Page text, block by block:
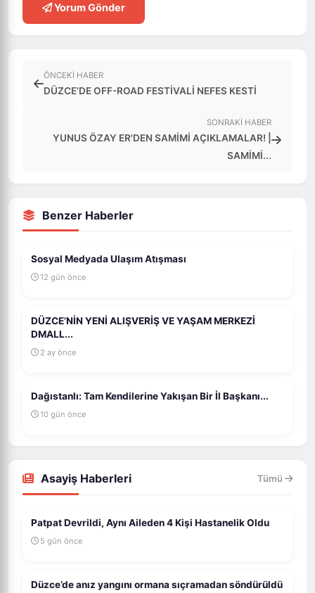
Yorum Gönder
ÖNCEKI HABER
DÜZCE’DE OFF-ROAD FESTİVALİ NEFES KESTİ
SONRAKI HABER
YUNUS ÖZAY ER'DEN SAMİMİ AÇIKLAMALAR! |
SAMİMİ...
Benzer Haberler
Sosyal Medyada Ulaşım Atışması
12 gün önce
DÜZCE’NİN YENİ ALIŞVERİŞ VE YAŞAM MERKEZİ
DMALL...
2 ay önce
Dağıstanlı: Tam Kendilerine Yakışan Bir İl Başkanı...
10 gün önce
Asayiş Haberleri Tümü
Patpat Devrildi, Aynı Aileden 4 Kişi Hastanelik Oldu
5 gün önce
Düzce’de anız yangını ormana sıçramadan söndürüldü